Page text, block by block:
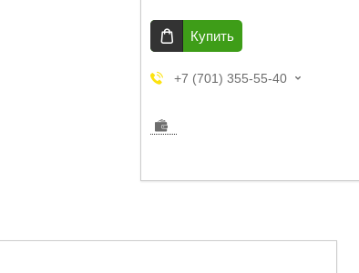
Купить
+7 (701) 355-55-40